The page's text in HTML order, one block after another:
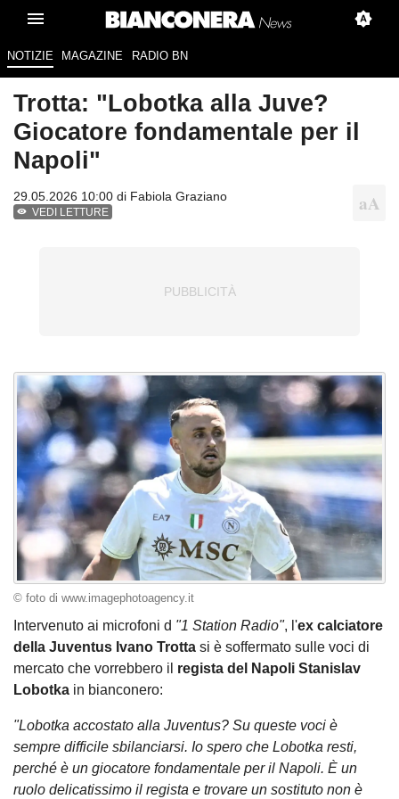
NOTIZIE MAGAZINE RADIO BN
Trotta: "Lobotka alla Juve?
Giocatore fondamentale per il
Napoli"
29.05.2026 10:00 di Fabiola Graziano
VEDI LETTURE
© foto di www.imagephotoagency.it
Intervenuto ai microfoni d "1 Station Radio", l'ex calciatore
della Juventus Ivano Trotta si è soffermato sulle voci di
mercato che vorrebbero il regista del Napoli Stanislav
Lobotka in bianconero:
"Lobotka accostato alla Juventus? Su queste voci è
sempre difficile sbilanciarsi. Io spero che Lobotka resti,
perché è un giocatore fondamentale per il Napoli. È un
ruolo delicatissimo il regista e trovare un sostituto non è